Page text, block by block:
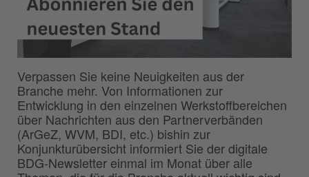
Verpassen Sie keine Neuigkeiten aus der
Branche mehr. Von Informationen zur
Entwicklung in den einzelnen Werkstoffbereichen
über Nachrichten aus den Partnerverbänden
(ArGeZ, WVM, BDI, etc.) bishin zur
Konjunkturübersicht informiert Sie der digitale
BDG-Newsletter einmal im Monat über alle